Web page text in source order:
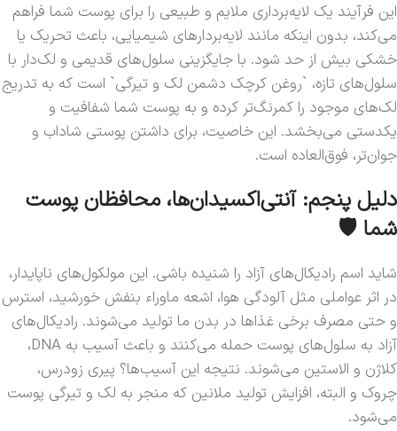
این فرآیند یک لایه‌برداری ملایم و طبیعی را برای پوست شما فراهم
می‌کند، بدون اینکه مانند لایه‌بردارهای شیمیایی، باعث تحریک یا
خشکی بیش از حد شود. با جایگزینی سلول‌های قدیمی و لک‌دار با
سلول‌های تازه، `روغن کرچک دشمن لک و تیرگی` است که به تدریج
لک‌های موجود را کمرنگ‌تر کرده و به پوست شما شفافیت و
یکدستی می‌بخشد. این خاصیت، برای داشتن پوستی شاداب و
جوان‌تر، فوق‌العاده است.
دلیل پنجم: آنتی‌اکسیدان‌ها، محافظان پوست
شما 🛡️
شاید اسم رادیکال‌های آزاد را شنیده باشی. این مولکول‌های ناپایدار،
در اثر عواملی مثل آلودگی هوا، اشعه ماوراء بنفش خورشید، استرس
و حتی مصرف برخی غذاها در بدن ما تولید می‌شوند. رادیکال‌های
آزاد به سلول‌های پوست حمله می‌کنند و باعث آسیب به DNA،
کلاژن و الاستین می‌شوند. نتیجه این آسیب‌ها؟ پیری زودرس،
چروک و البته، افزایش تولید ملانین که منجر به لک و تیرگی پوست
می‌شود.